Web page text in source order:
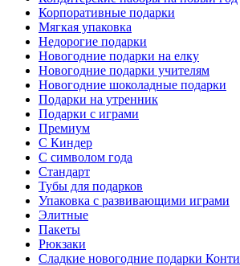
Корпоративные подарки
Мягкая упаковка
Недорогие подарки
Новогодние подарки на елку
Новогодние подарки учителям
Новогодние шоколадные подарки
Подарки на утренник
Подарки с играми
Премиум
С Киндер
С символом года
Стандарт
Тубы для подарков
Упаковка с развивающими играми
Элитные
Пакеты
Рюкзаки
Сладкие новогодние подарки Конти